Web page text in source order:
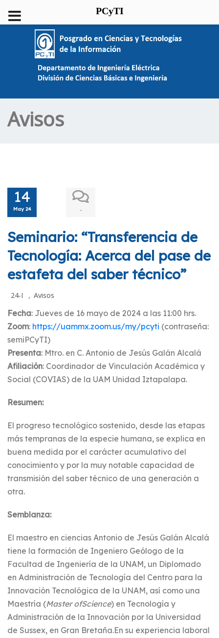
Avisos
14
May 24 -
Seminario: “Transferencia de
Tecnología: Acerca del pase de
estafeta del saber técnico”
24-I , Avisos
Fecha: Jueves de 16 mayo de 2024 a las 11:00 hrs.
Zoom: https://uammx.zoom.us/my/pcyti (contraseña:
semiPCyTI)
Presenta: Mtro. en C. Antonio de Jesús Galán Alcalá
Afiliación: Coordinador de Vinculación Académica y
Social (COVIAS) de la UAM Unidad Iztapalapa.
Resumen:
El progreso tecnológico sostenido, desde las etapas
más tempranas de la especie humana, se explica en
buena medida por el carácter acumulativo del
conocimiento y por la muy notable capacidad de
transmisión del saber técnico de una generación a
otra.
Semblanza:
El maestro en ciencias Antonio de Jesús Galán Alcalá
tiene la formación de Ingeniero Geólogo de la
Facultad de Ingeniería de la UNAM, un Diplomado
en Administración de Tecnología del Centro para la
Innovación Tecnológica de la UNAM, así como una
Maestría (MasterofScience) en Tecnología y
Administración de la Innovación por la Universidad
de Sussex, en Gran Bretaña.En su experiencia laboral
PCyTI